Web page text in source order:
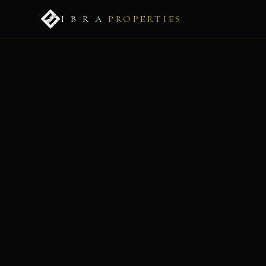
I B R A PROPERTIES